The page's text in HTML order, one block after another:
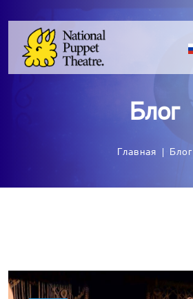
Блог
Главная Блог